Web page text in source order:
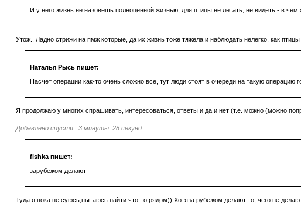
И у него жизнь не назовешь полноценной жизнью, для птицы не летать, не видеть - в чем
Утож.. Ладно стрижи на пмж которые, да их жизнь тоже тяжела и наблюдать нелегко, как
Наталья Рысь пишет:
Насчет операции как-то очень сложно все, тут люди стоят в очереди на такую операцию
Я продолжаю у многих спрашивать, интересоваться, ответы и да и нет (т.е. можно (можно
Добавлено спустя 3 минуты 28 секунд:
fishka пишет:
зарубежом делают
Туда я пока не суюсь,пытаюсь найти что-то рядом)) Хотяза рубежом делают то, чего не